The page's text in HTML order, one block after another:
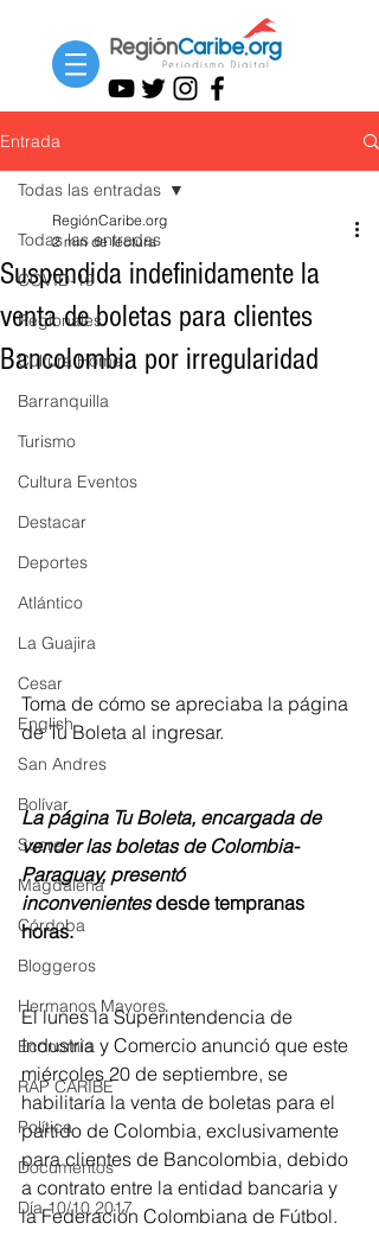
Entrada
Todas las entradas
COVID-19
Regionales
Cultura Home
Barranquilla
Turismo
Cultura Eventos
Destacar
Deportes
Atlántico
La Guajira
Cesar
English
San Andres
Bolívar
Sucre
Magdalena
Córdoba
Bloggeros
Hermanos Mayores
Economía
RAP CARIBE
Política
Documentos
Día 10/10 2017
Todas las entradas
Suspendida indefinidamente la
venta de boletas para clientes
Bancolombia por irregularidad
RegiónCaribe.org
2 min de lectura
Toma de cómo se apreciaba la página
de Tu Boleta al ingresar.
La página Tu Boleta, encargada de
vender las boletas de Colombia-
Paraguay, presentó
inconvenientes desde tempranas
horas.
El lunes la Superintendencia de
Industria y Comercio anunció que este
miércoles 20 de septiembre, se
habilitaría la venta de boletas para el
partido de Colombia, exclusivamente
para clientes de Bancolombia, debido
a contrato entre la entidad bancaria y
la Federación Colombiana de Fútbol.